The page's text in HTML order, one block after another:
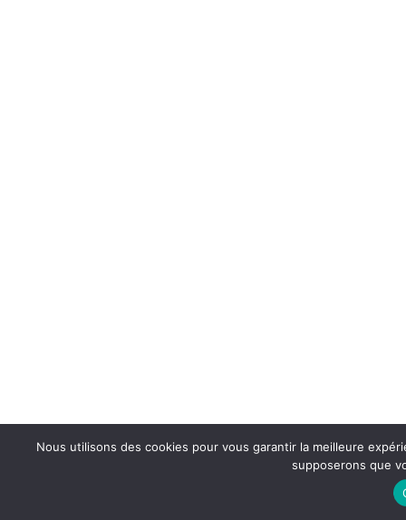
Nous utilisons des cookies pour vous garantir la meilleure
supposerons que